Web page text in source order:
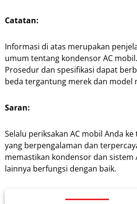
Catatan:
Informasi di atas merupakan
umum tentang kondensor AC mobil.
Prosedur dan spesifikasi dapat
beda tergantung merek dan model
Saran:
Selalu periksakan AC mobil Anda ke
yang berpengalaman dan
memastikan kondensor dan sistem
lainnya berfungsi dengan baik.